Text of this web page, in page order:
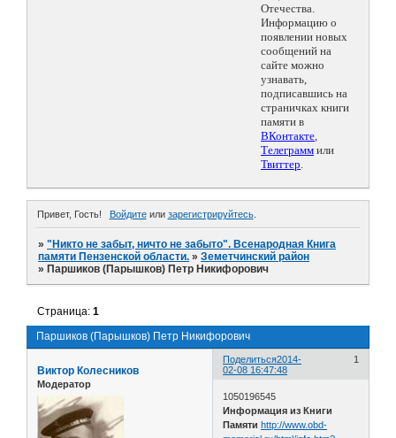
Отечества.
Информацию о
появлении новых
сообщений на
сайте можно
узнавать,
подписавшись на
страничках книги
памяти в
ВКонтакте,
Телеграмм или
Твиттер.
Привет, Гость! Войдитеили зарегистрируйтесь.
»"Никто не забыт, ничто не забыто". Всенародная Книга
памяти Пензенской области. »Земетчинский район
» Паршиков (Парышков) Петр Никифорович
Паршиков (Парышков) Петр Никифорович
Страница:1
Поделиться 1
2014-
02-08 16:47:48
Виктор Колесников
Модератор
1050196545
Информация из Книги
Памяти http://www.obd-